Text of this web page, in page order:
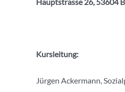
Kursleitung:
Jürgen Ackermann,